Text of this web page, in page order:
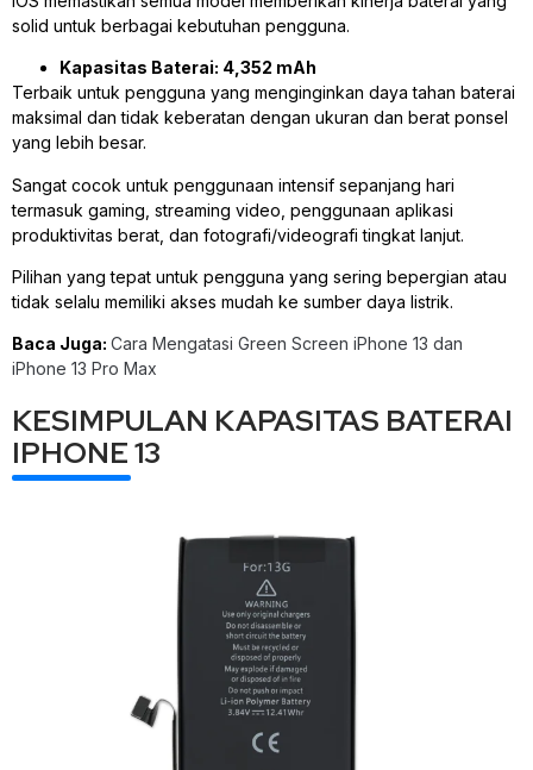
solid untuk berbagai kebutuhan pengguna.
Kapasitas Baterai: 4,352 mAh
Terbaik untuk pengguna yang menginginkan daya tahan baterai
maksimal dan tidak keberatan dengan ukuran dan berat ponsel
yang lebih besar.
Sangat cocok untuk penggunaan intensif sepanjang hari
termasuk gaming, streaming video, penggunaan aplikasi
produktivitas berat, dan fotografi/videografi tingkat lanjut.
Pilihan yang tepat untuk pengguna yang sering bepergian atau
tidak selalu memiliki akses mudah ke sumber daya listrik.
Baca Juga: Cara Mengatasi Green Screen iPhone 13 dan
iPhone 13 Pro Max
KESIMPULAN KAPASITAS BATERAI
IPHONE 13